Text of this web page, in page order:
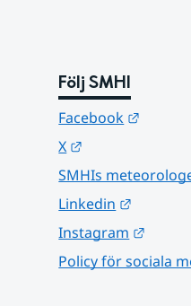
Följ SMHI
Facebook
X
SMHIs
Linkedin
Instagram
Policy för sociala